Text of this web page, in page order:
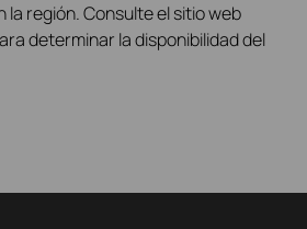
la región. Consulte el sitio web
determinar la disponibilidad del